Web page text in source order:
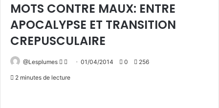
MOTS CONTRE MAUX: ENTRE
APOCALYPSE ET TRANSITION
CREPUSCULAIRE
@Lesplumes
Follow
Envoyer01/04/2014 0 256
2 minutes de lecture